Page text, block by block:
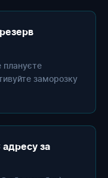
плануєте
заморозку
за